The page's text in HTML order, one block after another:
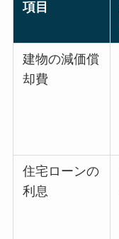
項目
建物の減価償
却費
住宅ローンの
利息